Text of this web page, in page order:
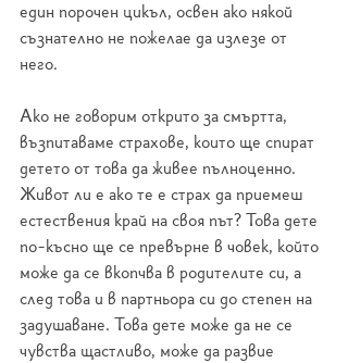
един порочен цикъл, освен ако някой
съзнателно не пожелае да излезе от
него.
Ако не говорим открито за смъртта,
възпитаваме страхове, които ще спират
детето от това да живее пълноценно.
Живот ли е ако те е страх да приемеш
естествения край на своя път? Това дете
по-късно ще се превърне в човек, който
може да се вкопчва в родителите си, а
след това и в партньора си до степен на
задушаване. Това дете може да не се
чувства щастливо, може да развие